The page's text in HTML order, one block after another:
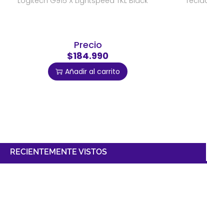
Precio
$184.990
Añadir al carrito
RECIENTEMENTE VISTOS